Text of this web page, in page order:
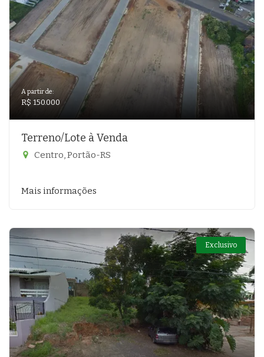
A partir de:
R$ 150.000
Terreno/Lote à Venda
Centro, Portão-RS
Mais informações
Exclusivo